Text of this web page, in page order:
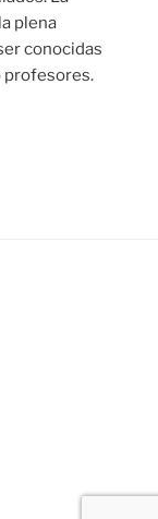
plena
conocidas
profesores.